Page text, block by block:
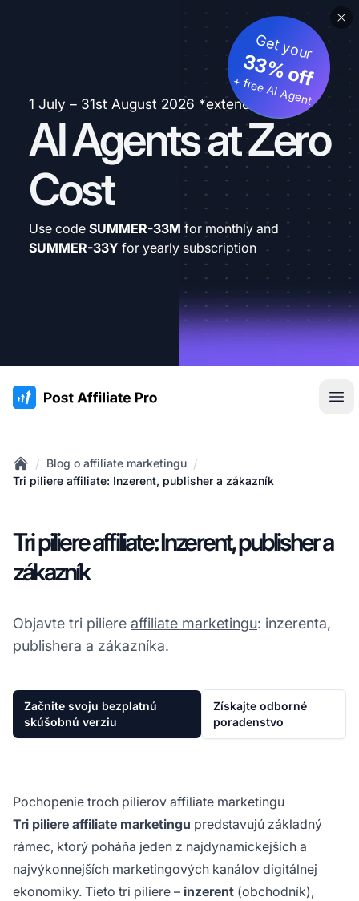
1 July – 31st August 2026 *extended
AI Agents at Zero
Cost
Get your
33% off
+ free AI Agent
Use code SUMMER-33M for monthly and
SUMMER-33Y for yearly subscription
:site.title
Home
/ Blog o affiliate marketingu /
Tri piliere affiliate: Inzerent, publisher a zákazník
Tri piliere affiliate: Inzerent, publisher a
zákazník
Objavte tri piliere affiliate marketingu: inzerenta,
publishera a zákazníka.
Začnite svoju bezplatnú
skúšobnú verziu
Získajte odborné
poradenstvo
Pochopenie troch pilierov affiliate marketingu
Tri piliere affiliate marketingu predstavujú základný
rámec, ktorý poháňa jeden z najdynamickejších a
najvýkonnejších marketingových kanálov digitálnej
ekonomiky. Tieto tri piliere – inzerent (obchodník),